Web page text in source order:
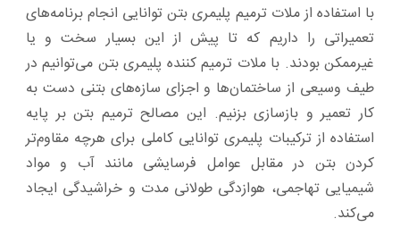
با استفاده از ملات ترمیم پلیمری بتن توانایی انجام برنامه‌های
تعمیراتی را داریم که تا پیش‌ از این بسیار سخت و یا
غیرممکن بودند. با ملات ترمیم‌ کننده پلیمری بتن می‌توانیم در
طیف وسیعی از ساختمان‌ها و اجزای سازه‌های بتنی دست‌ به
‌کار تعمیر و بازسازی بزنیم. این مصالح ترمیم بتن بر پایه
استفاده از ترکیبات پلیمری توانایی کاملی برای هرچه مقاوم‌تر
کردن بتن در مقابل عوامل فرسایشی مانند آب و مواد
شیمیایی تهاجمی، هوازدگی طولانی ‌مدت و خراشیدگی ایجاد
می‌کند.